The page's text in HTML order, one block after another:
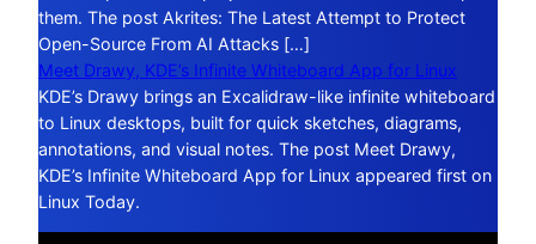
them. The post Akrites: The Latest Attempt to Protect
Open-Source From AI Attacks […]
Meet Drawy, KDE’s Infinite Whiteboard App for Linux
KDE’s Drawy brings an Excalidraw-like infinite whiteboard
to Linux desktops, built for quick sketches, diagrams,
annotations, and visual notes. The post Meet Drawy,
KDE’s Infinite Whiteboard App for Linux appeared first on
Linux Today.